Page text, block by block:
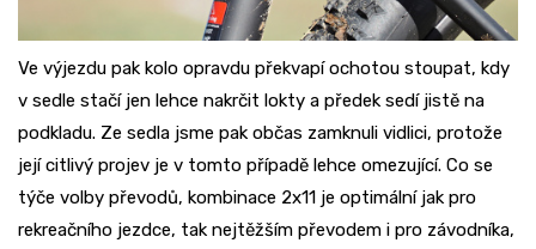
Ve výjezdu pak kolo opravdu překvapí ochotou stoupat, kdy
v sedle stačí jen lehce nakrčit lokty a předek sedí jistě na
podkladu. Ze sedla jsme pak občas zamknuli vidlici, protože
její citlivý projev je v tomto případě lehce omezující. Co se
týče volby převodů, kombinace 2x11 je optimální jak pro
rekreačního jezdce, tak nejtěžším převodem i pro závodníka,